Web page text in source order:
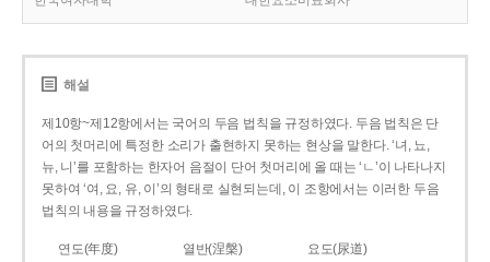
해설
제10항~제12항에서는 국어의 두음 법칙을 규정하였다. 두음 법칙은 단
어의 첫머리에 특정한 소리가 출현하지 못하는 현상을 말한다. ‘녀, 뇨,
뉴, 니’를 포함하는 한자어 음절이 단어 첫머리에 올 때는 ‘ㄴ’이 나타나지
못하여 ‘여, 요, 유, 이’의 형태로 실현되는데, 이 조항에서는 이러한 두음
법칙의 내용을 규정하였다.
연도(年度) 열반(涅槃)
요도(尿道)